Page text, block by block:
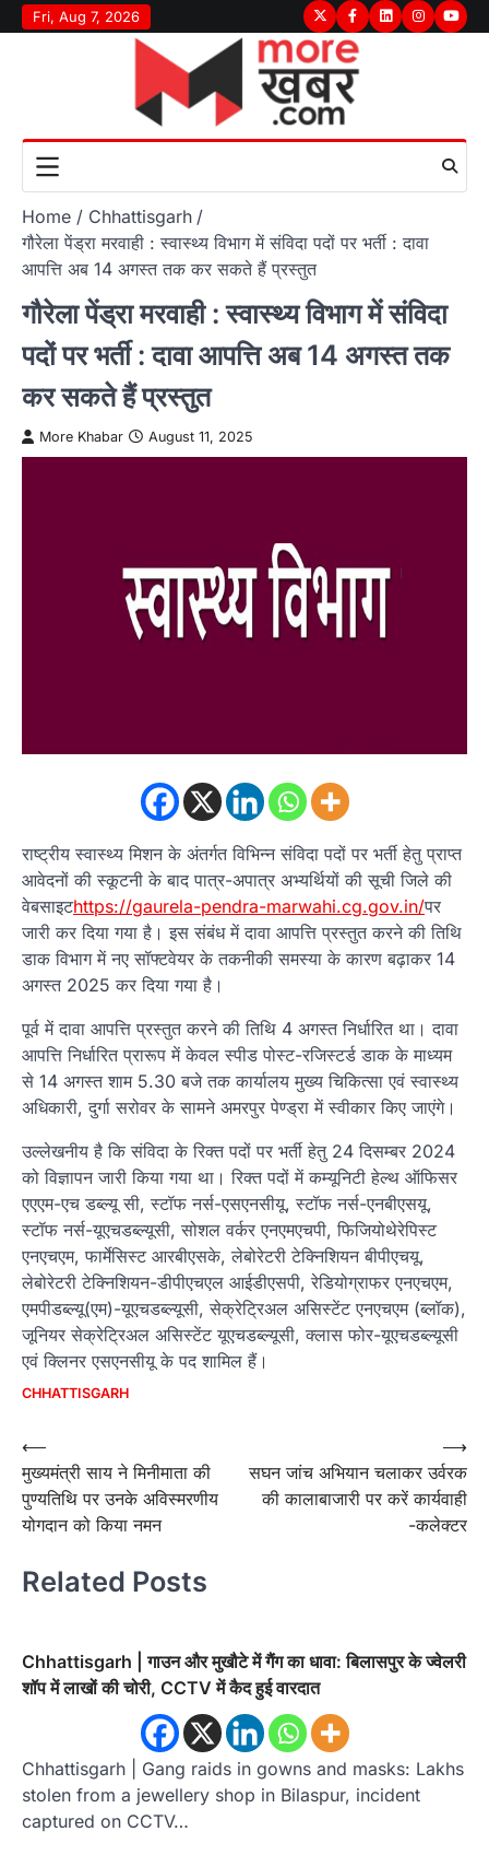
Skip
to
Fri, Aug 7, 2026 TwitterFacebook
LinkedInInstagram
Home
Chhattisgarh
गौरेला पेंड्रा मरवाही : स्वास्थ्य विभाग में संविदा पदों पर भर्ती : दावा
आपत्ति अब 14 अगस्त तक कर सकते हैं प्रस्तुत
गौरेला पेंड्रा मरवाही : स्वास्थ्य विभाग में संविदा
पदों पर भर्ती : दावा आपत्ति अब 14 अगस्त तक
कर सकते हैं प्रस्तुत
More Khabar August 11, 2025
राष्ट्रीय स्वास्थ्य मिशन के अंतर्गत विभिन्न संविदा पदों पर भर्ती हेतु प्राप्त
आवेदनों की स्कूटनी के बाद पात्र-अपात्र अभ्यर्थियों की सूची जिले की
वेबसाइटhttps://gaurela-pendra-marwahi.cg.gov.in/पर
जारी कर दिया गया है। इस संबंध में दावा आपत्ति प्रस्तुत करने की तिथि
डाक विभाग में नए सॉफ्टवेयर के तकनीकी समस्या के कारण बढ़ाकर 14
अगस्त 2025 कर दिया गया है।
पूर्व में दावा आपत्ति प्रस्तुत करने की तिथि 4 अगस्त निर्धारित था। दावा
आपत्ति निर्धारित प्रारूप में केवल स्पीड पोस्ट-रजिस्टर्ड डाक के माध्यम
से 14 अगस्त शाम 5.30 बजे तक कार्यालय मुख्य चिकित्सा एवं स्वास्थ्य
अधिकारी, दुर्गा सरोवर के सामने अमरपुर पेण्ड्रा में स्वीकार किए जाएंगे।
उल्लेखनीय है कि संविदा के रिक्त पदों पर भर्ती हेतु 24 दिसम्बर 2024
को विज्ञापन जारी किया गया था। रिक्त पदों में कम्यूनिटी हेल्थ ऑफिसर
एएएम-एच डब्ल्यू सी, स्टॉफ नर्स-एसएनसीयू, स्टॉफ नर्स-एनबीएसयू,
स्टॉफ नर्स-यूएचडब्ल्यूसी, सोशल वर्कर एनएमएचपी, फिजियोथेरेपिस्ट
एनएचएम, फार्मेसिस्ट आरबीएसके, लेबोरेटरी टेक्निशियन बीपीएचयू,
लेबोरेटरी टेक्निशियन-डीपीएचएल आईडीएसपी, रेडियोग्राफर एनएचएम,
एमपीडब्ल्यू(एम)-यूएचडब्ल्यूसी, सेक्रेट्रिअल असिस्टेंट एनएचएम (ब्लॉक),
जूनियर सेक्रेट्रिअल असिस्टेंट यूएचडब्ल्यूसी, क्लास फोर-यूएचडब्ल्यूसी
एवं क्लिनर एसएनसीयू के पद शामिल हैं।
CHHATTISGARH
Post
navigation
⟵
मुख्यमंत्री साय ने मिनीमाता की
पुण्यतिथि पर उनके अविस्मरणीय
योगदान को किया नमन
सघन जांच अभियान चलाकर उर्वरक
की कालाबाजारी पर करें कार्यवाही
-कलेक्टर
⟶
Related Posts
Chhattisgarh | गाउन और मुखौटे में गैंग का धावा: बिलासपुर के ज्वेलरी
शॉप में लाखों की चोरी, CCTV में कैद हुई वारदात
Chhattisgarh | Gang raids in gowns and masks: Lakhs
stolen from a jewellery shop in Bilaspur, incident
captured on CCTV…